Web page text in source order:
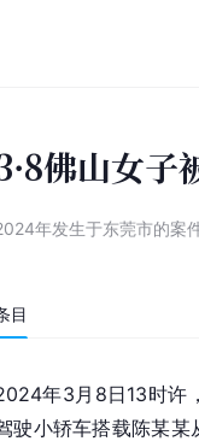
佛山女子
年发生于东莞市的案
目
年3月8日13时许
驶小轿车搭载陈某某